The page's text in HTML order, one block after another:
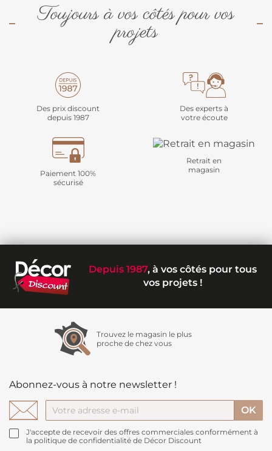
Toujours à vos côtés pour vos
projets
Des prix discount
depuis 1987
Des experts à
votre écoute
Paiement 100%
sécurisé
Retrait en
magasin
Depuis 1987, à vos côtés pour tous
vos projets !
Trouvez le magasin le plus
proche de chez vous
Abonnez-vous à notre newsletter !
J'accepte de recevoir des offres commerciales conformément à
la politique de confidentialité de Décor Discount